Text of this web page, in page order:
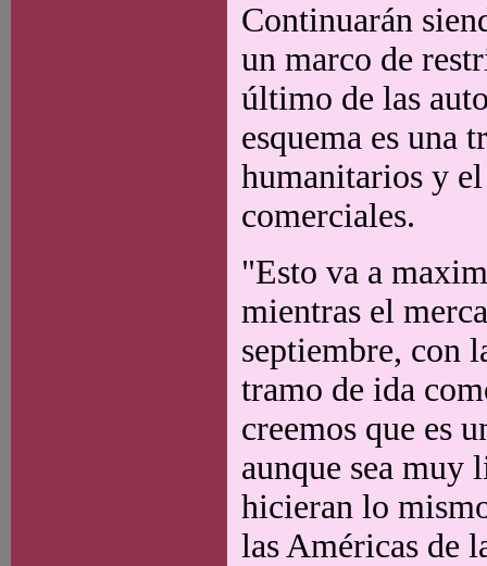
Continuarán
un marco de
último de las
esquema es una
humanitarios y
comerciales.
"Esto va a
mientras el
septiembre, con
tramo de ida
creemos que es
aunque sea muy
hicieran lo
las Américas de